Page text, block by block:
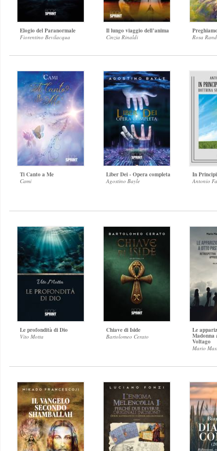
Elogio del Paranormale
Fiorentino Bevilacqua
Il lungo viaggio dell’anima
Cinzia Rinaldi Rosa
Ti Canto a Me
Cami
Liber Dei - Opera completa
Agostino Bayle
In
Antonio
Le profondità di Dio
Vito Motta
Chiave di Iside
Bartolomeo Cerato
Le
Madonna
Voltago
Mario